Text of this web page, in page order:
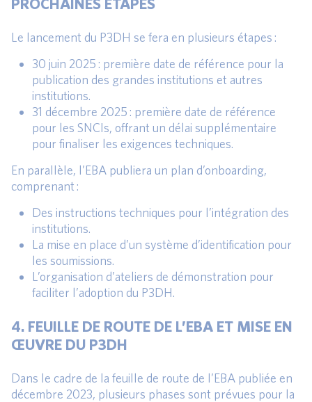
Le lancement du P3DH se fera en plusieurs étapes :
30 juin 2025 : première date de référence pour la
publication des grandes institutions et autres
institutions.
31 décembre 2025 : première date de référence
pour les SNCIs, offrant un délai supplémentaire
pour finaliser les exigences techniques.
En parallèle, l’EBA publiera un plan d’onboarding,
comprenant :
Des instructions techniques pour l’intégration des
institutions.
La mise en place d’un système d’identification pour
les soumissions.
L’organisation d’ateliers de démonstration pour
faciliter l’adoption du P3DH.
4. FEUILLE DE ROUTE DE L’EBA ET MISE EN
ŒUVRE DU P3DH
Dans le cadre de la feuille de route de l’EBA publiée en
décembre 2023, plusieurs phases sont prévues pour la